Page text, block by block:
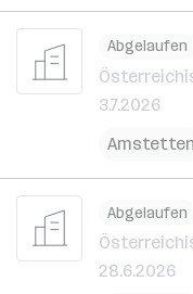
Abgelaufen
3.7.2026
Amstetten
Abgelaufen
28.6.2026